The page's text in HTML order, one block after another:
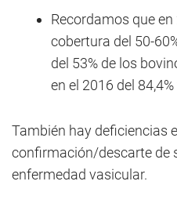
Recordamos que
cobertura del 50-
del 53% de los
en el 2016 del
También hay deficiencias
confirmación/descarte de
enfermedad vasicular.